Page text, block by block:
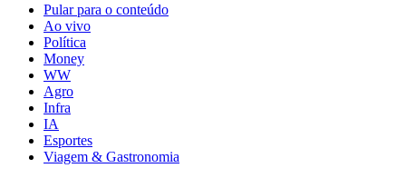
Pular para o conteúdo
Ao vivo
Política
Money
WW
Agro
Infra
IA
Esportes
Viagem & Gastronomia